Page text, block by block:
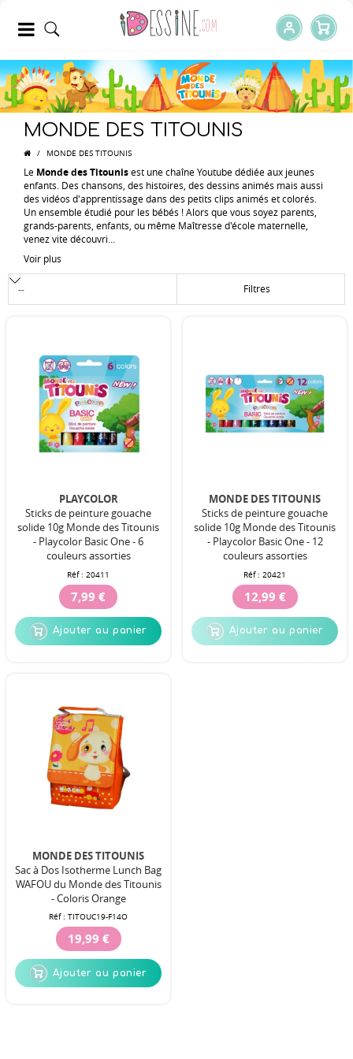
MONDE DES TITOUNIS
/ MONDE DES TITOUNIS
Le Monde des Titounisest une chaîne Youtube dédiée aux jeunes
enfants. Des chansons, des histoires, des dessins animés mais aussi
des vidéos d'apprentissage dans des petits clips animés et colorés.
Un ensemble étudié pour les bébés ! Alors que vous soyez parents,
grands-parents, enfants, ou même Maîtresse d'école maternelle,
venez vite découvri...
Voir plus
Filtres
PLAYCOLOR
Sticks de peinture gouache
solide 10g Monde des Titounis
- Playcolor Basic One - 6
couleurs assorties
Réf : 20411
7,99 €
Ajouter au panier
MONDE DES TITOUNIS
Sticks de peinture gouache
solide 10g Monde des Titounis
- Playcolor Basic One - 12
couleurs assorties
Réf : 20421
12,99 €
Ajouter au panier
MONDE DES TITOUNIS
Sac à Dos Isotherme Lunch Bag
WAFOU du Monde des Titounis
- Coloris Orange
Réf : TITOUC19-F14O
19,99 €
Ajouter au panier